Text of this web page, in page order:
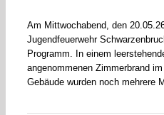
Am Mittwochabend, den
Jugendfeuerwehr
Programm. In einem
angenommenen Zimmerbrand
Gebäude wurden noch mehrere